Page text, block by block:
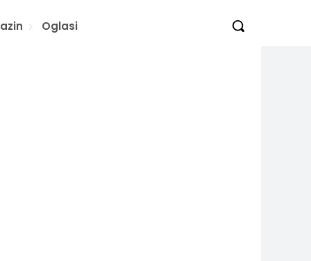
Oglasi